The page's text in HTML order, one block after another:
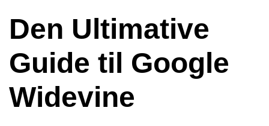
Den Ultimative
Guide til Google
Widevine